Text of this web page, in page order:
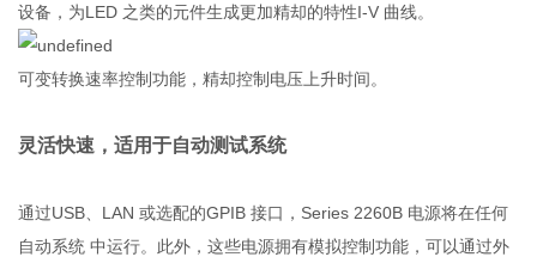
设备，为LED 之类的元件生成更加精却的特性I-V 曲线。
可变转换速率控制功能，精却控制电压上升时间。
灵活快速，适用于自动测试系统
通过USB、LAN 或选配的GPIB 接口，Series 2260B 电源将在任何
自动系统 中运行。此外，这些电源拥有模拟控制功能，可以通过外